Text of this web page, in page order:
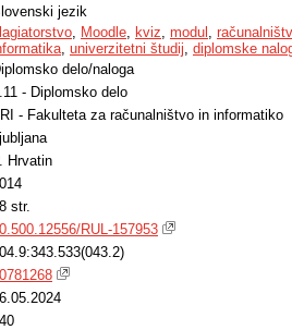
jezik
, Moodle, kviz, modul ,
, univerzitetni študij, diplomske
delo/naloga
- Diplomsko delo
- Fakulteta za računalništvo in informatiko
Hrvatin
str.
RUL-157953